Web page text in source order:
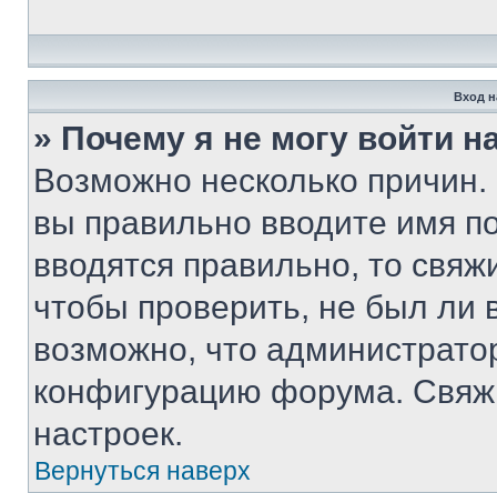
Вход
» Почему я не могу войти
Возможно несколько
вы правильно вводите имя
вводятся правильно, то
чтобы проверить, не был ли
возможно, что
конфигурацию форума.
настроек.
Вернуться наверх